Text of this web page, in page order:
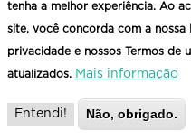
@ Copyright Belotur
tenha a melhor experiência. Ao
site, você concorda com a nossa
privacidade e nossos Termos de
atualizados. Mais informação
Entendi! Não, obrigado.